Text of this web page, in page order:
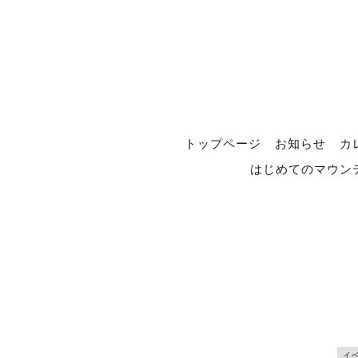
トップページ お知らせ
カ
はじめてのマウン
イ